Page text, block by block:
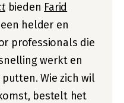
bieden Farid
een helder en
professionals die
werkt en
Wie zich wil
bestelt het